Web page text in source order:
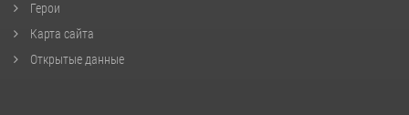
Герои
Карта сайта
Открытые данные